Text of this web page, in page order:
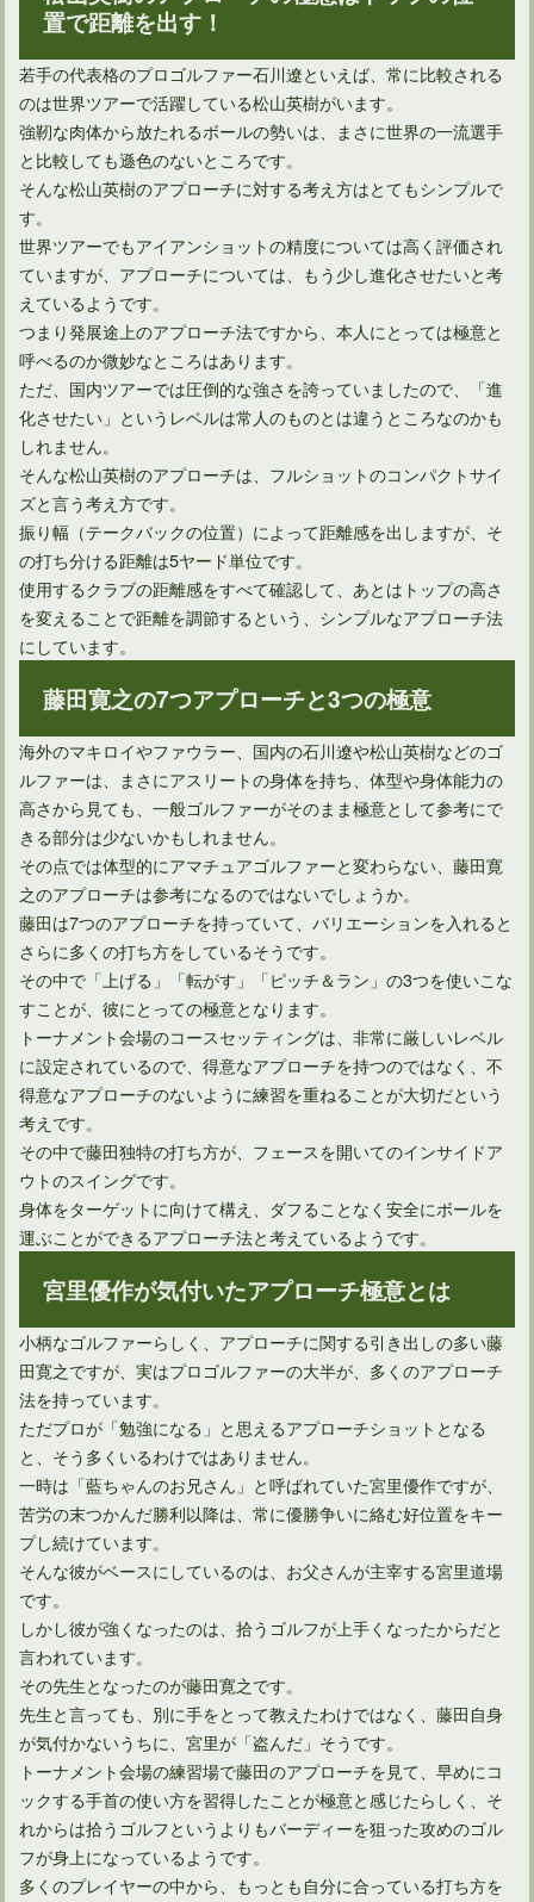
ゴルフの練習メニューをプロたちから学んでみよう！
ゴルフのレベルアップを目指すための練習ノートの書き方
ゴルフの片手打ち練習ドリルのコツと効果を知って挑戦しよう
【アプローチ上達法】いろいろな状況のラフからのショット
置で距離を出す！
若手の代表格のプロゴルファー石川遼といえば、常に比較される
のは世界ツアーで活躍している松山英樹がいます。
強靭な肉体から放たれるボールの勢いは、まさに世界の一流選手
と比較しても遜色のないところです。
そんな松山英樹のアプローチに対する考え方はとてもシンプルで
す。
世界ツアーでもアイアンショットの精度については高く評価され
ていますが、アプローチについては、もう少し進化させたいと考
えているようです。
つまり発展途上のアプローチ法ですから、本人にとっては極意と
呼べるのか微妙なところはあります。
ただ、国内ツアーでは圧倒的な強さを誇っていましたので、「進
化させたい」というレベルは常人のものとは違うところなのかも
しれません。
そんな松山英樹のアプローチは、フルショットのコンパクトサイ
ズと言う考え方です。
振り幅（テークバックの位置）によって距離感を出しますが、そ
の打ち分ける距離は5ヤード単位です。
使用するクラブの距離感をすべて確認して、あとはトップの高さ
を変えることで距離を調節するという、シンプルなアプローチ法
にしています。
藤田寛之の7つアプローチと3つの極意
海外のマキロイやファウラー、国内の石川遼や松山英樹などのゴ
ルファーは、まさにアスリートの身体を持ち、体型や身体能力の
高さから見ても、一般ゴルファーがそのまま極意として参考にで
きる部分は少ないかもしれません。
その点では体型的にアマチュアゴルファーと変わらない、藤田寛
之のアプローチは参考になるのではないでしょうか。
藤田は7つのアプローチを持っていて、バリエーションを入れると
さらに多くの打ち方をしているそうです。
その中で「上げる」「転がす」「ピッチ＆ラン」の3つを使いこな
すことが、彼にとっての極意となります。
トーナメント会場のコースセッティングは、非常に厳しいレベル
に設定されているので、得意なアプローチを持つのではなく、不
得意なアプローチのないように練習を重ねることが大切だという
考えです。
その中で藤田独特の打ち方が、フェースを開いてのインサイドア
ウトのスイングです。
身体をターゲットに向けて構え、ダフることなく安全にボールを
運ぶことができるアプローチ法と考えているようです。
宮里優作が気付いたアプローチ極意とは
小柄なゴルファーらしく、アプローチに関する引き出しの多い藤
田寛之ですが、実はプロゴルファーの大半が、多くのアプローチ
法を持っています。
ただプロが「勉強になる」と思えるアプローチショットとなる
と、そう多くいるわけではありません。
一時は「藍ちゃんのお兄さん」と呼ばれていた宮里優作ですが、
苦労の末つかんだ勝利以降は、常に優勝争いに絡む好位置をキー
プし続けています。
そんな彼がベースにしているのは、お父さんが主宰する宮里道場
です。
しかし彼が強くなったのは、拾うゴルフが上手くなったからだと
言われています。
その先生となったのが藤田寛之です。
先生と言っても、別に手をとって教えたわけではなく、藤田自身
が気付かないうちに、宮里が「盗んだ」そうです。
トーナメント会場の練習場で藤田のアプローチを見て、早めにコ
ックする手首の使い方を習得したことが極意と感じたらしく、そ
れからは拾うゴルフというよりもバーディーを狙った攻めのゴル
フが身上になっているようです。
多くのプレイヤーの中から、もっとも自分に合っている打ち方を